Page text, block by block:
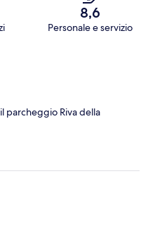
8,6
Personale e servizio
parcheggio Riva della